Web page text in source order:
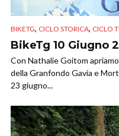
BIKETG, CICLO STORICA, CICLO
BikeTg 10 Giugno
Con Nathalie Goitom
della Granfondo Gavia e
23 giugno...